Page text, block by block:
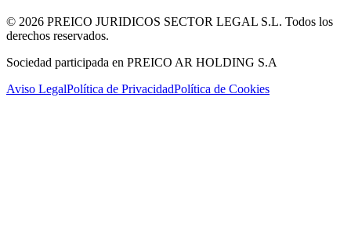
© 2026 PREICO JURIDICOS SECTOR LEGAL S.L. Todos los
derechos reservados.
Sociedad participada en PREICO AR HOLDING S.A
Aviso LegalPolítica de PrivacidadPolítica de Cookies